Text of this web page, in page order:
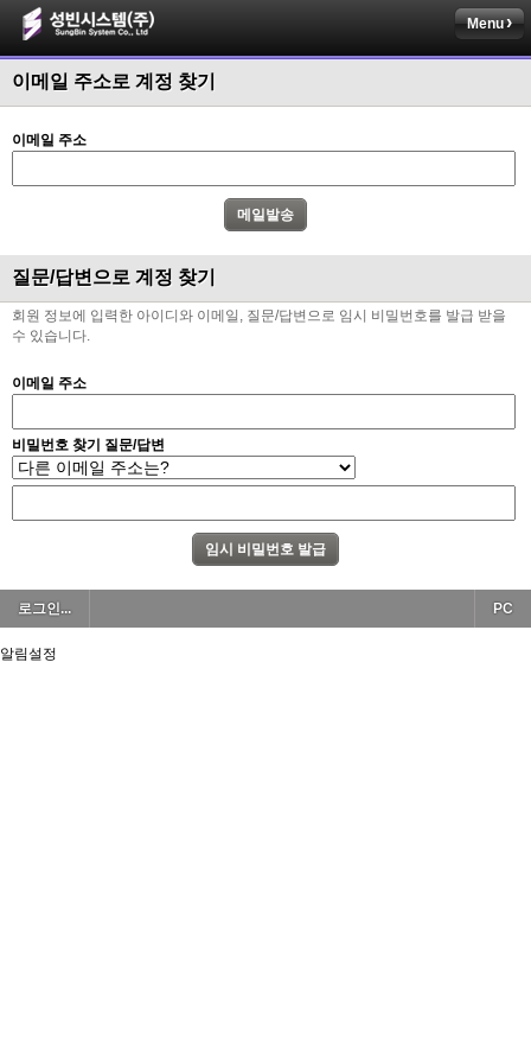
Menu
이메일 주소로 계정 찾기
이메일 주소
질문/답변으로 계정 찾기
회원 정보에 입력한 아이디와 이메일, 질문/답변으로 임시 비밀번호를 발급 받을
수 있습니다.
이메일 주소
비밀번호 찾기 질문/답변
로그인... PC
알림설정